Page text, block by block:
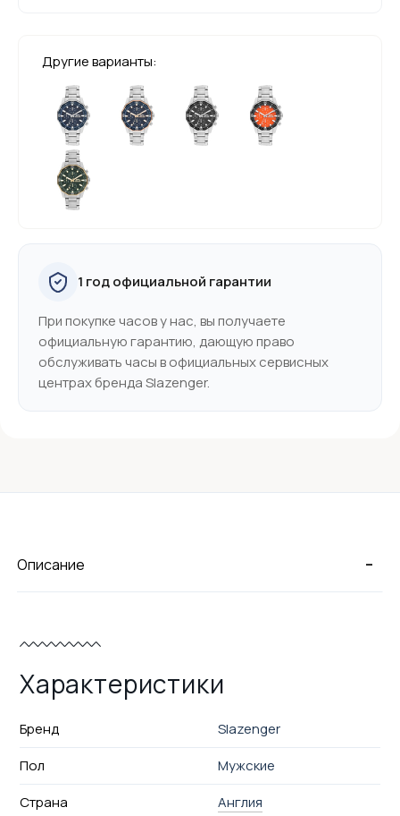
Другие варианты:
1 год официальной гарантии
При покупке часов у нас, вы получаете
официальную гарантию, дающую право
обслуживать часы в официальных сервисных
центрах бренда Slazenger.
-
Описание
Характеристики
Бренд
Slazenger
Пол
Мужские
Страна
Англия